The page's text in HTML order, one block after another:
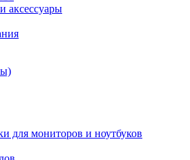
аксессуары
для мониторов и ноутбуков